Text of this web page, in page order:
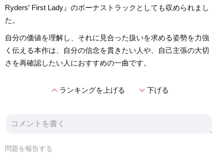
Ryders’ First Lady』のボーナストラックとしても収められまし
た。
自分の価値を理解し、それに見合った扱いを求める姿勢を力強
く伝える本作は、自分の信念を貫きたい人や、自己主張の大切
さを再確認したい人におすすめの一曲です。
expand_lessランキングを上げる expand_more下げる
問題を報告する